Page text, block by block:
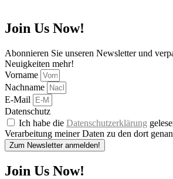
Join Us Now!
Abonnieren Sie unseren Newsletter und
Neuigkeiten mehr!
Vorname
Nachname
E-Mail
Datenschutz
Ich habe die Datenschutzerklärung
Verarbeitung meiner Daten zu den dort
Zum Newsletter anmelden!
Join Us Now!